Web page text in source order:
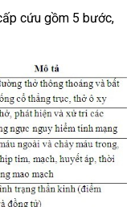
cứu gồm 5 bước,